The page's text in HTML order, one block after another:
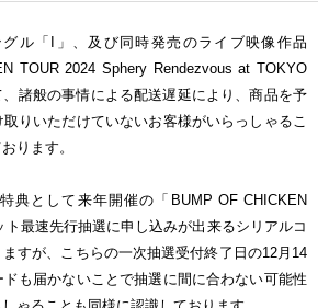
ル「
」、及び同時発売のライブ映像作品
TOUR 2024 Sphery Rendezvous at TOKYO
、諸般の事情による配送遅延により、商品を予
りいただけていないお客様がいらっしゃるこ
ります。
典として来年開催の「 BUMP OF CHICKEN
ト最速先行抽選に申し込みが出来るシリアルコ
すが、こちらの一次抽選受付終了日の12月 14
ドも届かないことで抽選に間に合わない可能性